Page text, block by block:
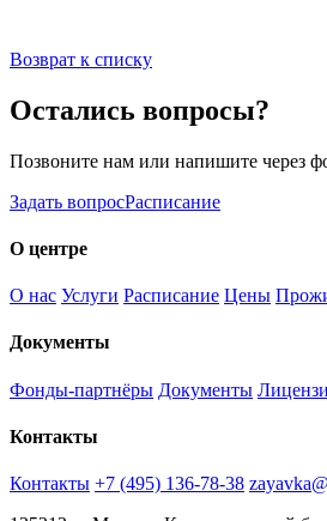
Возврат к списку
Остались вопросы?
Позвоните нам или напишите через
Задать вопросРасписание
О центре
О нас Услуги Расписание Цены
Документы
Фонды-партнёры Документы
Контакты
Контакты +7 (495) 136-78-38